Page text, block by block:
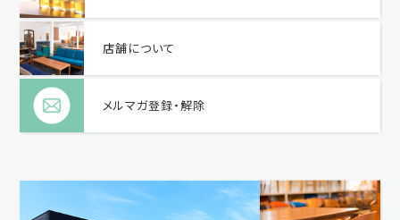
店舗について
メルマガ登録・解除